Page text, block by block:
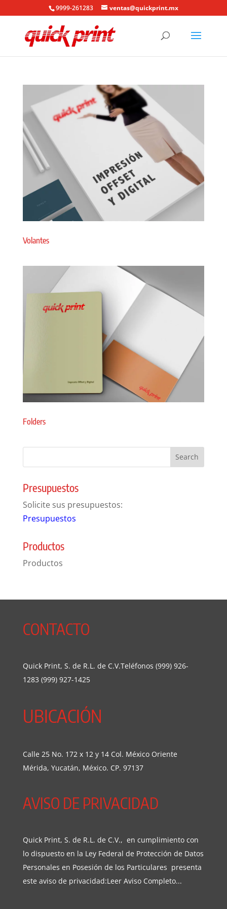
9999-261283 ventas@quickprint.mx
Volantes
Folders
Presupuestos
Solicite sus presupuestos:
Presupuestos
Productos
Productos
CONTACTO
Quick Print, S. de R.L. de C.V.Teléfonos (999) 926-
1283 (999) 927-1425
UBICACIÓN
Calle 25 No. 172 x 12 y 14 Col. México Oriente
Mérida, Yucatán, México. CP. 97137
AVISO DE PRIVACIDAD
Quick Print, S. de R.L. de C.V., en cumplimiento con
lo dispuesto en la Ley Federal de Protección de Datos
Personales en Posesión de los Particulares presenta
este aviso de privacidad:Leer Aviso Completo...